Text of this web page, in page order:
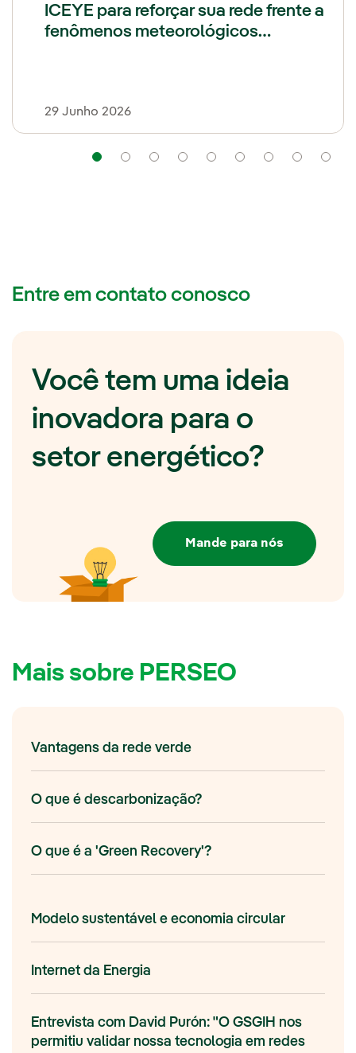
ICEYE para reforçar sua rede frente a
fenômenos meteorológicos
29 Junho 2026
NavegaçãoNavegaçãoNavegaçãoNavegaçãoNavegaçãoNavegação
Entre em contato conosco
Você tem uma ideia
inovadora para o
setor energético?
Mande para nós
Mais sobre PERSEO
Vantagens da rede verde
O que é descarbonização?
O que é a 'Green Recovery'?
Modelo sustentável e economia circular
Internet da Energia
Entrevista com David Purón: "O GSGIH nos
permitiu validar nossa tecnologia em redes